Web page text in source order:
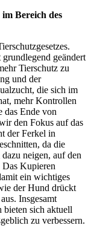
Bereich des
geändert
Tierschutz zu
und der
die sich im
mehr Kontrollen
das Ende von
den Fokus auf das
der Ferkel in
da die
neigen, auf den
Das Kupieren
ein wichtiges
der Hund drückt
Insgesamt
bieten sich aktuell
zu verbessern.